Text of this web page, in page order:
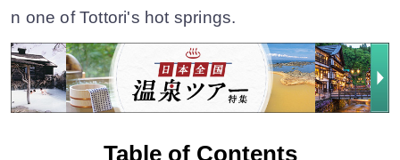
n one of Tottori's hot springs.
Table of Contents